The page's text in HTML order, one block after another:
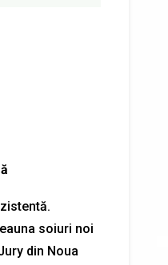
soiuri noi
din Noua